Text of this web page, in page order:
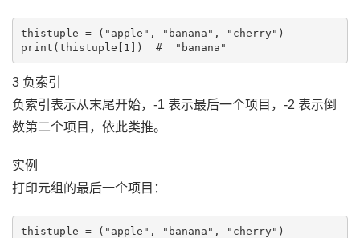
thistuple = ("apple", "banana", "cherry")
3 负索引
负索引表示从末尾开始，-1 表示最后一个项目，-2 表示倒
数第二个项目，依此类推。
实例
打印元组的最后一个项目：
thistuple = ("apple", "banana", "cherry")